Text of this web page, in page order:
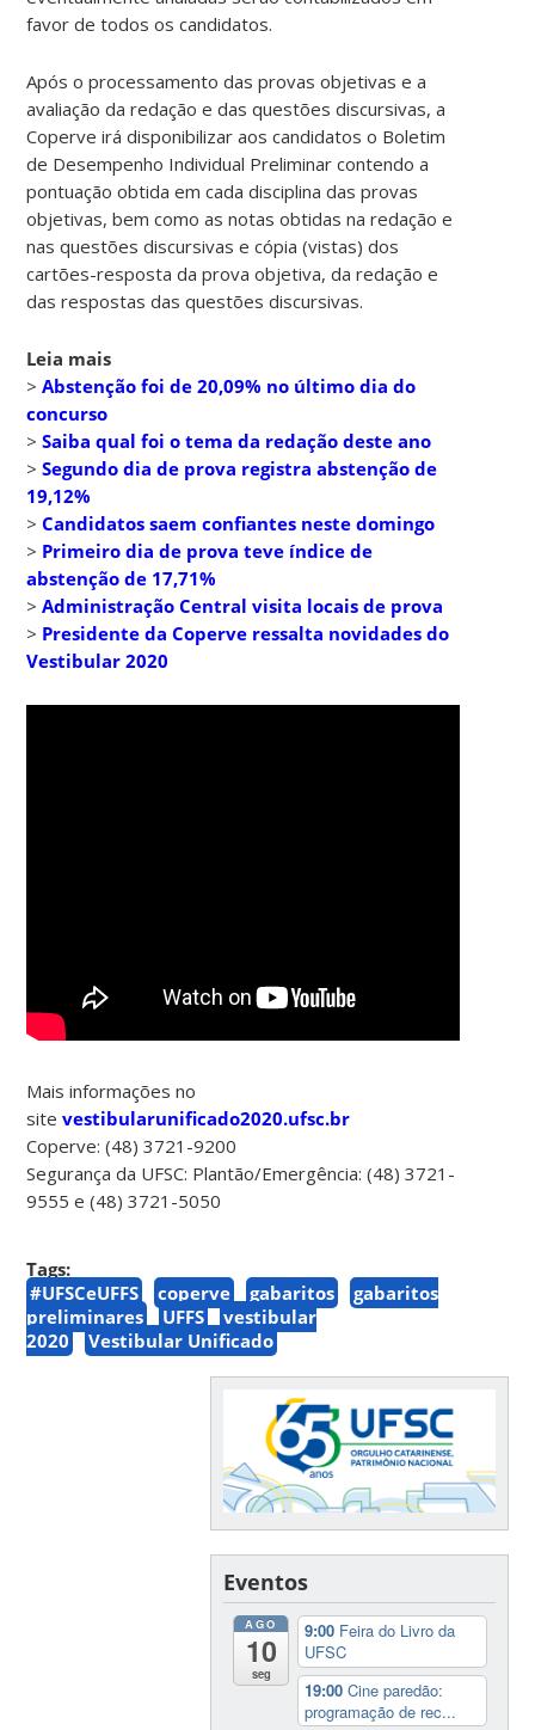
favor de todos os candidatos.
Após o processamento das provas objetivas e a
avaliação da redação e das questões discursivas, a
Coperve irá disponibilizar aos candidatos o Boletim
de Desempenho Individual Preliminar contendo a
pontuação obtida em cada disciplina das provas
objetivas, bem como as notas obtidas na redação e
nas questões discursivas e cópia (vistas) dos
cartões-resposta da prova objetiva, da redação e
das respostas das questões discursivas.
Leia mais
>Abstenção foi de 20,09% no último dia do
concurso
>Saiba qual foi o tema da redação deste ano
>Segundo dia de prova registra abstenção de
19,12%
>Candidatos saem confiantes neste domingo
> Primeiro dia de prova teve índice de
abstenção de 17,71%
>Administração Central visita locais de prova
> Presidente da Coperve ressalta novidades do
Vestibular 2020
Mais informações no
sitevestibularunificado2020.ufsc.br
Coperve: (48) 3721-9200
Segurança da UFSC: Plantão/Emergência: (48) 3721-
9555 e (48) 3721-5050
Tags:
#UFSCeUFFS
coperve gabaritos
gabaritos
preliminares
UFFS
vestibular
2020
Vestibular Unificado
Eventos
AGO
10
seg
9:00 Feira do Livro da
UFSC
19:00Cine paredão:
programação de rec...